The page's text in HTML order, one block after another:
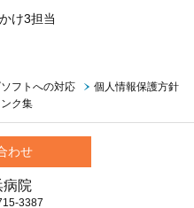
け3担当
フトへの対応
個人情報保護方針
ク集
わせ
病院
3387